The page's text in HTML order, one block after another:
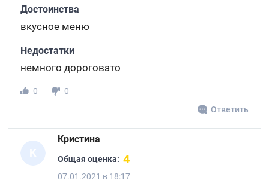
Достоинства
вкусное меню
Недостатки
немного дороговато
0
0
Ответить
К
Кристина
Общая оценка: 4
07.01.2021 в 18:17